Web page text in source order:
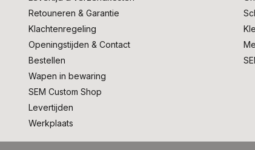
Retouneren & Garantie
Klachtenregeling
Openingstijden & Contact
Bestellen
Wapen in bewaring
SEM Custom Shop
Levertijden
Werkplaats